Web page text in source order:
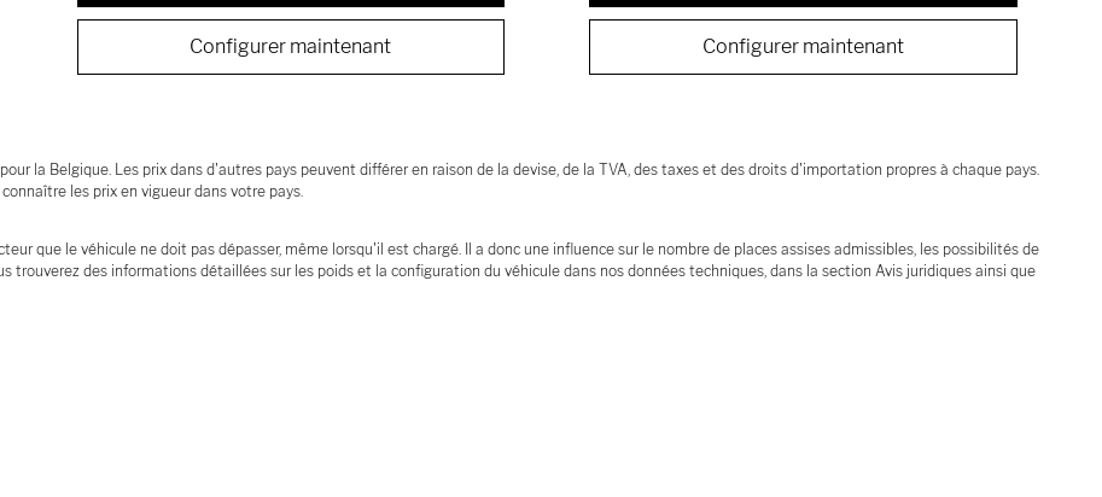
Configurer maintenant Configurer maintenant
la Belgique. Les prix dans d'autres pays peuvent différer en raison de la devise, de la TVA, des taxes et des droits d'importation propres à chaque pays.
les prix en vigueur dans votre pays.
que le véhicule ne doit pas dépasser, même lorsqu'il est chargé. Il a donc une influence sur le nombre de places assises admissibles, les possibilités de
trouverez des informations détaillées sur les poids et la configuration du véhicule dans nos données techniques, dans la section Avis juridiques ainsi que